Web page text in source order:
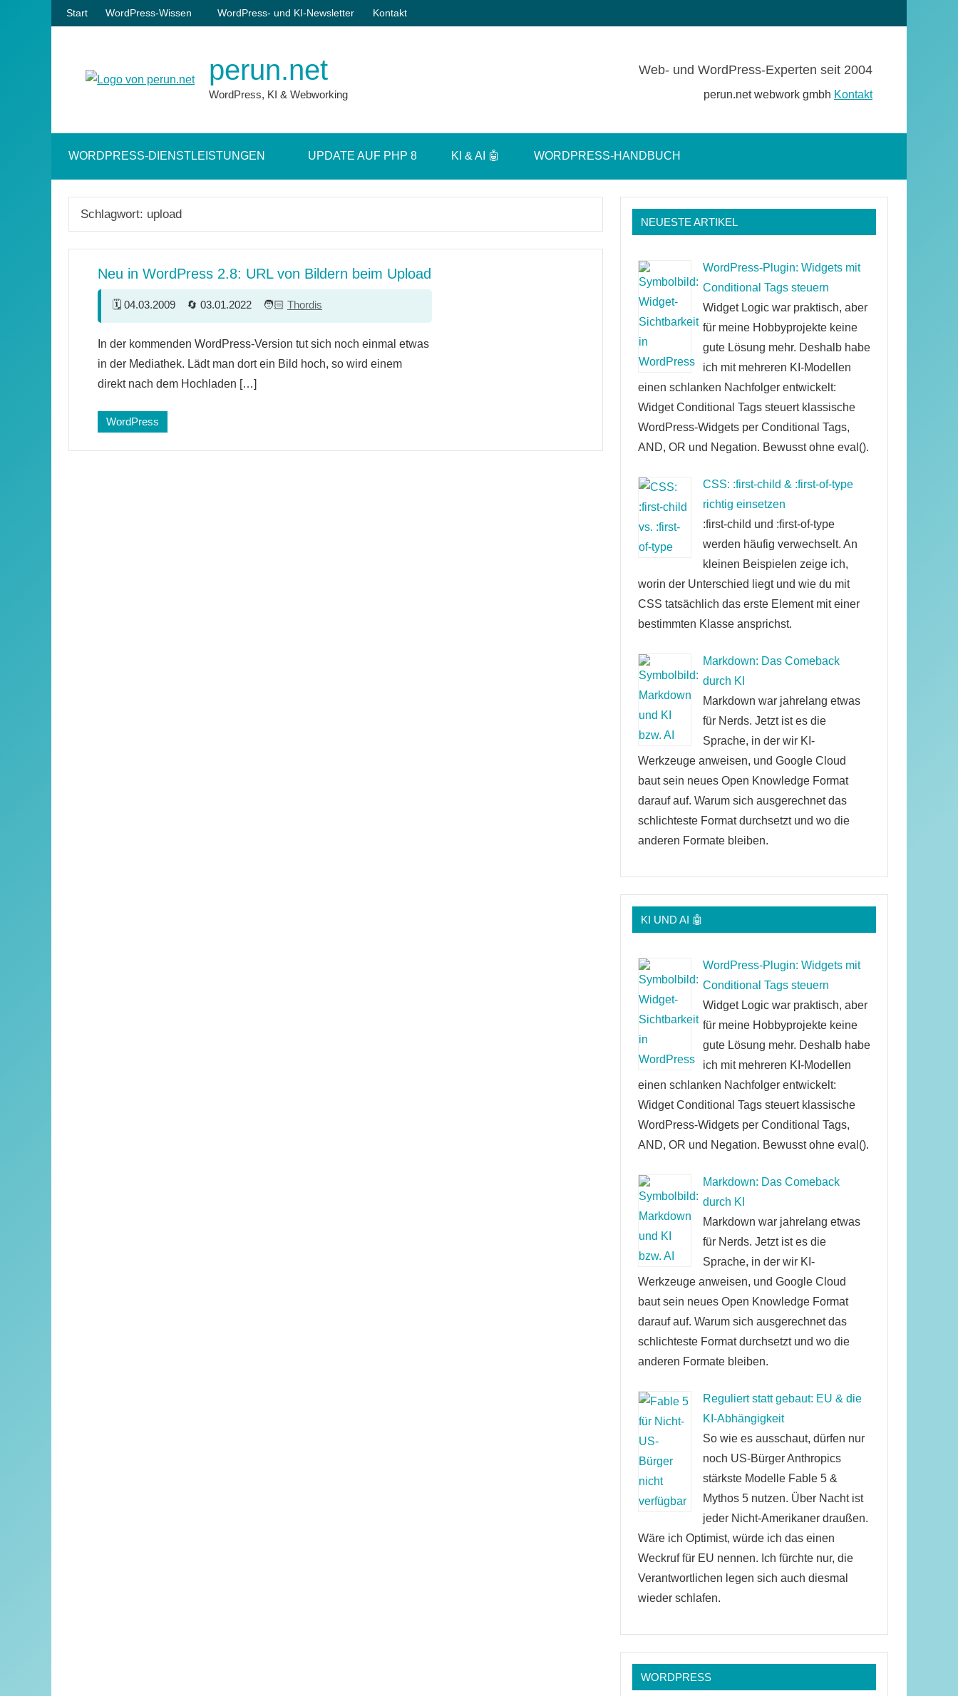
Zum
Inhalt
Start WordPress-Wissen WordPress- und KI-Newsletter Kontakt
perun.net
WordPress, KI & Webworking
Web- und WordPress-Experten seit 2004
perun.net webwork gmbh Kontakt
öffnen
WORDPRESS-DIENSTLEISTUNGEN UPDATE AUF PHP 8 KI & AI 🤖 WORDPRESS-HANDBUCH
Schlagwort: upload
Neu in WordPress 2.8: URL von Bildern beim Upload
04.03.2009 03.01.2022 Thordis
Kommentare
In der kommenden WordPress-Version tut sich noch einmal etwas
in der Mediathek. Lädt man dort ein Bild hoch, so wird einem
direkt nach dem Hochladen […]
WordPress
NEUESTE ARTIKEL
WordPress-Plugin: Widgets mit
Conditional Tags steuern
Widget Logic war praktisch, aber
für meine Hobbyprojekte keine
gute Lösung mehr. Deshalb habe
ich mit mehreren KI-Modellen
einen schlanken Nachfolger entwickelt:
Widget Conditional Tags steuert klassische
WordPress-Widgets per Conditional Tags,
AND, OR und Negation. Bewusst ohne eval().
CSS: :first-child & :first-of-type
richtig einsetzen
:first-child und :first-of-type
werden häufig verwechselt. An
kleinen Beispielen zeige ich,
worin der Unterschied liegt und wie du mit
CSS tatsächlich das erste Element mit einer
bestimmten Klasse ansprichst.
Markdown: Das Comeback
durch KI
Markdown war jahrelang etwas
für Nerds. Jetzt ist es die
Sprache, in der wir KI-
Werkzeuge anweisen, und Google Cloud
baut sein neues Open Knowledge Format
darauf auf. Warum sich ausgerechnet das
schlichteste Format durchsetzt und wo die
anderen Formate bleiben.
KI UND AI 🤖
WordPress-Plugin: Widgets mit
Conditional Tags steuern
Widget Logic war praktisch, aber
für meine Hobbyprojekte keine
gute Lösung mehr. Deshalb habe
ich mit mehreren KI-Modellen
einen schlanken Nachfolger entwickelt:
Widget Conditional Tags steuert klassische
WordPress-Widgets per Conditional Tags,
AND, OR und Negation. Bewusst ohne eval().
Markdown: Das Comeback
durch KI
Markdown war jahrelang etwas
für Nerds. Jetzt ist es die
Sprache, in der wir KI-
Werkzeuge anweisen, und Google Cloud
baut sein neues Open Knowledge Format
darauf auf. Warum sich ausgerechnet das
schlichteste Format durchsetzt und wo die
anderen Formate bleiben.
Reguliert statt gebaut: EU & die
KI-Abhängigkeit
So wie es ausschaut, dürfen nur
noch US-Bürger Anthropics
stärkste Modelle Fable 5 &
Mythos 5 nutzen. Über Nacht ist
jeder Nicht-Amerikaner draußen.
Wäre ich Optimist, würde ich das einen
Weckruf für EU nennen. Ich fürchte nur, die
Verantwortlichen legen sich auch diesmal
wieder schlafen.
WORDPRESS